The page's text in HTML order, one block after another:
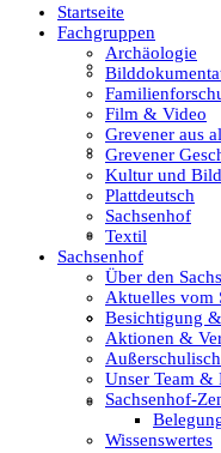
Film & Video
Grevener aus
Grevener
Kultur und
Startseite
Fachgruppen
Archäologie
Film & Video
Grevener aus
Grevener
Kultur und
Plattdeutsch
Sachsenhof
Textil
Sachsenhof
Über den
Aktuelles vom
Besichtigung
Aktionen &
Unser Team &
Sachsenhof-
Wissenswertes